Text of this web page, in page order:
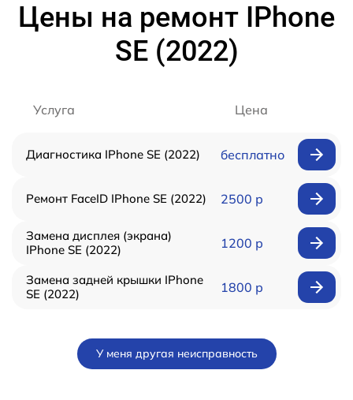
Цены на ремонт IPhone
SE (2022)
Услуга Цена
Диагностика IPhone SE (2022) бесплатно
Ремонт FaceID IPhone SE (2022) 2500 р
Замена дисплея (экрана)
IPhone SE (2022)
1200 р
Замена задней крышки IPhone
SE (2022)
1800 р
У меня другая неисправность